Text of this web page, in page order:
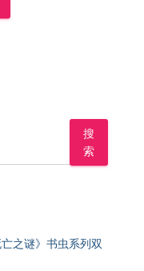
搜
索
之谜》书虫系列双